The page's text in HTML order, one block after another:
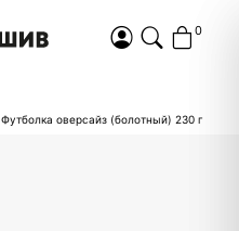
0
Футболка оверсайз (болотный) 230 г